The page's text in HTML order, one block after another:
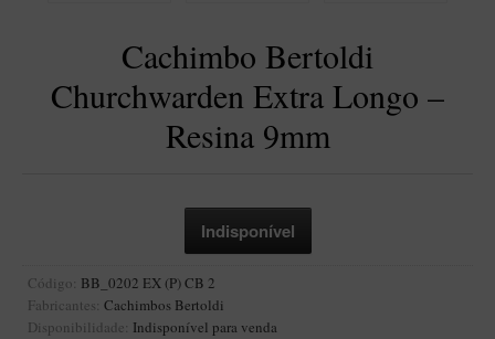
Geróss
Finamore
LINHA IDELFONSO BERTOLDI
Cachimbo Bertoldi
Churchwarden Extra Longo –
Resina 9mm
Código: BB_0202 EX (P) CB 2
Fabricantes: Cachimbos Bertoldi
Disponibilidade: Indisponível para venda